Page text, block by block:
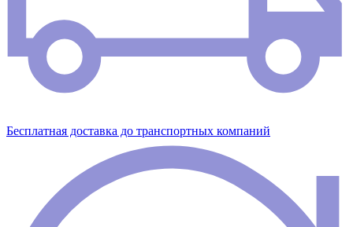
Бесплатная доставка до транспортных компаний